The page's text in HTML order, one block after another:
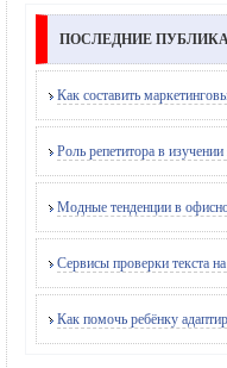
ПОСЛЕДНИЕ
Как составить
Роль репетитора в
Модные тенденции в
Сервисы проверки текста на
Как помочь ребёнку